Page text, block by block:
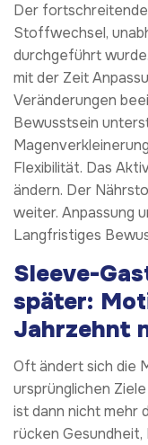
Der
Stoffwechsel,
durchgeführt
mit der Zeit
Veränderungen
Bewusstsein
Flexibilität. Das
ändern. Der
weiter. Anpassung
Langfristiges
Sleeve-
später:
Jahrzehnt
Oft ändert sich die
ursprünglichen
ist dann nicht mehr
rücken